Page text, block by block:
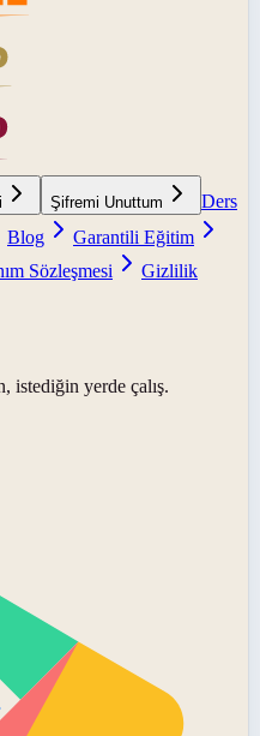
Şifremi Unuttum
Ders
Blog
Garantili Eğitim
Sözleşmesi
Gizlilik
istediğin yerde çalış.